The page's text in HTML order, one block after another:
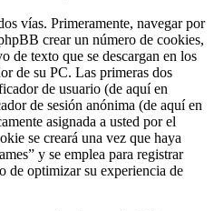
vías. Primeramente, navegar por
crear un número de cookies,
de texto que se descargan en los
de su PC. Las primeras dos
de usuario (de aquí en
de sesión anónima (de aquí en
asignada a usted por el
se creará una vez que haya
y se emplea para registrar
de optimizar su experiencia de